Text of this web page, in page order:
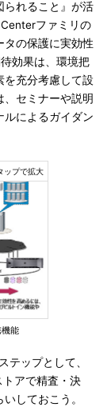
られること』が活
ファミリの
タの保護に実効性
効果は、環境把
を充分考慮して設
セミナーや説明
ルによるガイダン
能
テップとして、
アで精査・決
しておこう。